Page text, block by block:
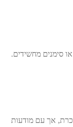
סימנים מחשידים.
אך עם מודעות